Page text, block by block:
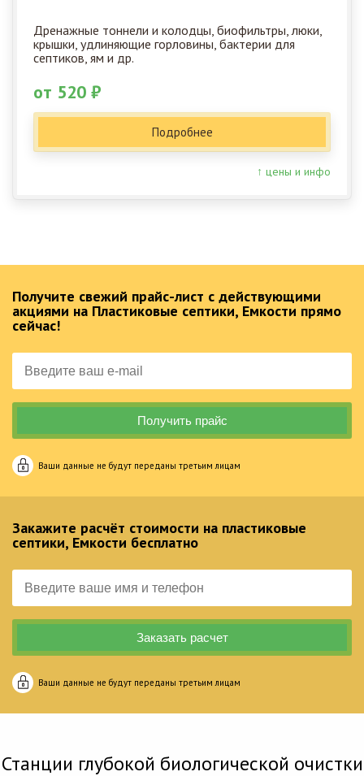
Дренажные тоннели и колодцы, биофильтры, люки,
крышки, удлиняющие горловины, бактерии для
септиков, ям и др.
от 520 ₽
Подробнее
↑ цены и инфо
Получите свежий прайс-лист с действующими
акциями на Пластиковые септики, Емкости прямо
сейчас!
Ваши данные не будут переданы третьим лицам
Закажите расчёт стоимости на пластиковые
септики, Емкости бесплатно
Ваши данные не будут переданы третьим лицам
Станции глубокой биологической очистки